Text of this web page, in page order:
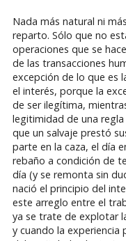
Nada más natural ni
reparto. Sólo que no
operaciones que se
de las transacciones
excepción de lo que es
el interés, porque la
de ser ilegítima,
legitimidad de una regla
que un salvaje prestó
parte en la caza, el día
rebaño a condición de
día (y se remonta sin
nació el principio del
este arreglo entre el
ya se trate de explotar
y cuando la